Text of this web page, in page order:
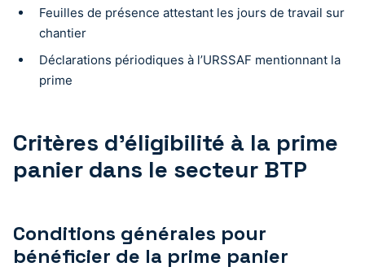
Feuilles de présence attestant les jours de travail sur
chantier
Déclarations périodiques à l’URSSAF mentionnant la
prime
Critères d’éligibilité à la prime
panier dans le secteur BTP
Conditions générales pour
bénéficier de la prime panier